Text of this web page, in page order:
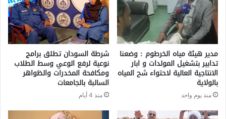
مدير هيئة مياه الخرطوم : وضعنا
تدابير بتشغيل المولدات و ابار
الانتاجية العالية لاحتواء شح المياه
بالولاية
منذ يوم واحد
شرطة السودان تطلق برامج
نوعية لرفع الوعي وسط الطلاب
ومكافحة المخدرات والظواهر
السالبة بالجامعات
منذ 4 أيام